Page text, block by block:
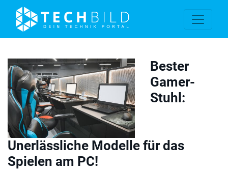
Bester
Gamer-
Stuhl:
Unerlässliche Modelle für das
Spielen am PC!